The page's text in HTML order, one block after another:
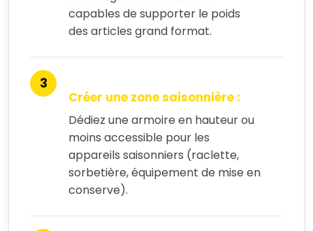
capables de supporter le poids
des articles grand format.
Créer une zone saisonnière :
Dédiez une armoire en hauteur ou
moins accessible pour les
appareils saisonniers (raclette,
sorbetière, équipement de mise en
conserve).